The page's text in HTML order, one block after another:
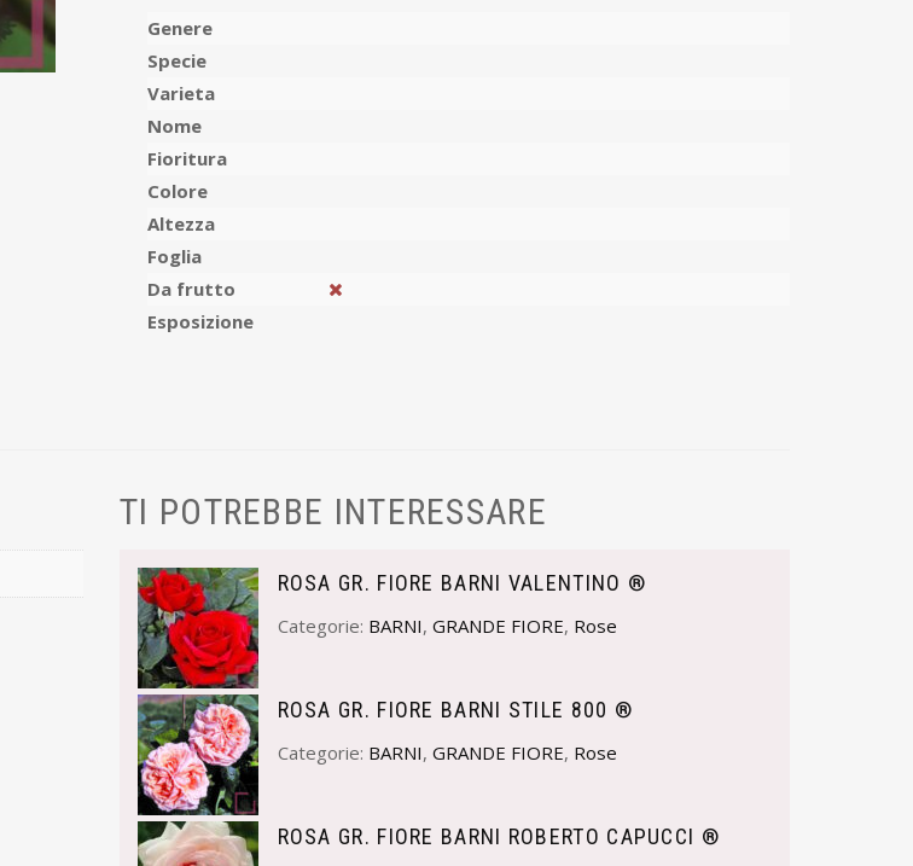
Genere
Specie
Varieta
Nome
Fioritura
Colore
Altezza
Foglia
Da frutto
Esposizione
TI POTREBBE INTERESSARE
ROSA GR. FIORE BARNI VALENTINO ®
Categorie: BARNI, GRANDE FIORE, Rose
ROSA GR. FIORE BARNI STILE 800 ®
Categorie: BARNI, GRANDE FIORE, Rose
ROSA GR. FIORE BARNI ROBERTO CAPUCCI ®